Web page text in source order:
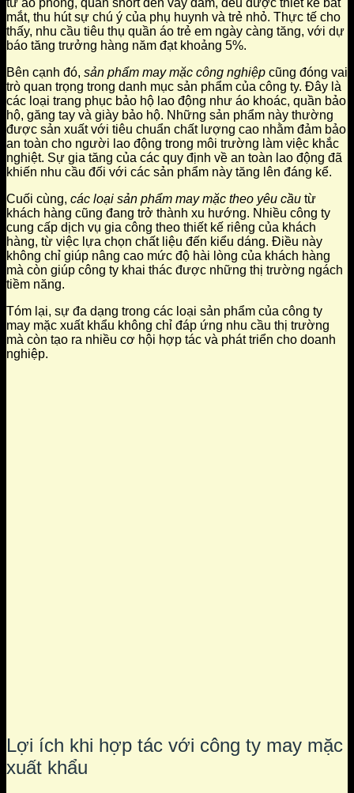
từ áo phông, quần short đến váy đầm, đều được thiết kế bắt
mắt, thu hút sự chú ý của phụ huynh và trẻ nhỏ. Thực tế cho
thấy, nhu cầu tiêu thụ quần áo trẻ em ngày càng tăng, với dự
báo tăng trưởng hàng năm đạt khoảng 5%.
Bên cạnh đó, sản phẩm may mặc công nghiệp cũng đóng vai
trò quan trọng trong danh mục sản phẩm của công ty. Đây là
các loại trang phục bảo hộ lao động như áo khoác, quần bảo
hộ, găng tay và giày bảo hộ. Những sản phẩm này thường
được sản xuất với tiêu chuẩn chất lượng cao nhằm đảm bảo
an toàn cho người lao động trong môi trường làm việc khắc
nghiệt. Sự gia tăng của các quy định về an toàn lao động đã
khiến nhu cầu đối với các sản phẩm này tăng lên đáng kể.
Cuối cùng, các loại sản phẩm may mặc theo yêu cầu từ
khách hàng cũng đang trở thành xu hướng. Nhiều công ty
cung cấp dịch vụ gia công theo thiết kế riêng của khách
hàng, từ việc lựa chọn chất liệu đến kiểu dáng. Điều này
không chỉ giúp nâng cao mức độ hài lòng của khách hàng
mà còn giúp công ty khai thác được những thị trường ngách
tiềm năng.
Tóm lại, sự đa dạng trong các loại sản phẩm của công ty
may mặc xuất khẩu không chỉ đáp ứng nhu cầu thị trường
mà còn tạo ra nhiều cơ hội hợp tác và phát triển cho doanh
nghiệp.
Lợi ích khi hợp tác với công ty may mặc
xuất khẩu